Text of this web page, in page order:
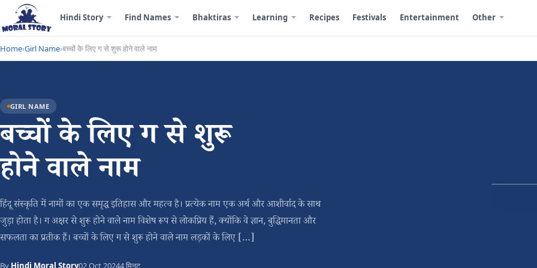
Hindi Story Find Names Bhaktiras Learning Recipes Festivals Entertainment Other
Home›Girl Name›बच्चों के लिए ग से शुरू होने वाले नाम
GIRL NAME
बच्चों के लिए ग से शुरू
होने वाले नाम
हिंदू संस्कृति में नामों का एक समृद्ध इतिहास और महत्व है। प्रत्येक नाम एक अर्थ और आशीर्वाद के साथ
जुड़ा होता है। ग अक्षर से शुरू होने वाले नाम विशेष रूप से लोकप्रिय हैं, क्योंकि वे ज्ञान, बुद्धिमानता और
सफलता का प्रतीक हैं। बच्चों के लिए ग से शुरू होने वाले नाम लड़कों के लिए […]
By Hindi Moral Story02 Oct 20244 मिनट